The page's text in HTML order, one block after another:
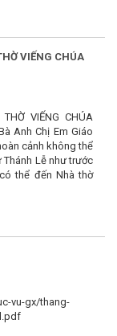
VIẾNG CHÚA
VIẾNG CHÚA
Anh Chị Em Giáo
cảnh không thể
Lễ như trước
thể đến Nhà thờ
vu-gx/thang-